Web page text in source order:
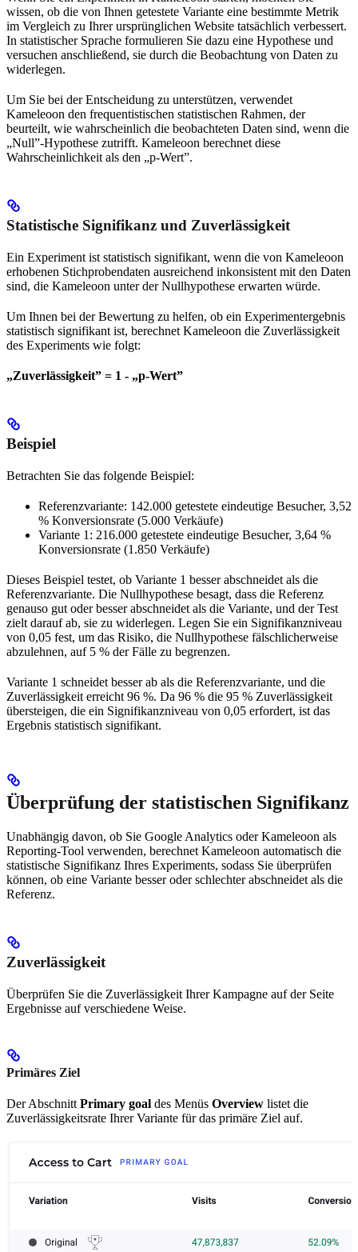
wissen, ob die von Ihnen getestete Variante eine bestimmte Metrik
im Vergleich zu Ihrer ursprünglichen Website tatsächlich verbessert.
In statistischer Sprache formulieren Sie dazu eine Hypothese und
versuchen anschließend, sie durch die Beobachtung von Daten zu
widerlegen.
Um Sie bei der Entscheidung zu unterstützen, verwendet
Kameleoon den frequentistischen statistischen Rahmen, der
beurteilt, wie wahrscheinlich die beobachteten Daten sind, wenn die
„Null”-Hypothese zutrifft. Kameleoon berechnet diese
Wahrscheinlichkeit als den „p-Wert”.
Statistische Signifikanz und Zuverlässigkeit
Ein Experiment ist statistisch signifikant, wenn die von Kameleoon
erhobenen Stichprobendaten ausreichend inkonsistent mit den Daten
sind, die Kameleoon unter der Nullhypothese erwarten würde.
Um Ihnen bei der Bewertung zu helfen, ob ein Experimentergebnis
statistisch signifikant ist, berechnet Kameleoon die Zuverlässigkeit
des Experiments wie folgt:
„Zuverlässigkeit” = 1 - „p-Wert”
Beispiel
Betrachten Sie das folgende Beispiel:
Referenzvariante: 142.000 getestete eindeutige Besucher, 3,52
% Konversionsrate (5.000 Verkäufe)
Variante 1: 216.000 getestete eindeutige Besucher, 3,64 %
Konversionsrate (1.850 Verkäufe)
Dieses Beispiel testet, ob Variante 1 besser abschneidet als die
Referenzvariante. Die Nullhypothese besagt, dass die Referenz
genauso gut oder besser abschneidet als die Variante, und der Test
zielt darauf ab, sie zu widerlegen. Legen Sie ein Signifikanzniveau
von 0,05 fest, um das Risiko, die Nullhypothese fälschlicherweise
abzulehnen, auf 5 % der Fälle zu begrenzen.
Variante 1 schneidet besser ab als die Referenzvariante, und die
Zuverlässigkeit erreicht 96 %. Da 96 % die 95 % Zuverlässigkeit
übersteigen, die ein Signifikanzniveau von 0,05 erfordert, ist das
Ergebnis statistisch signifikant.
Überprüfung der statistischen Signifikanz
Unabhängig davon, ob Sie Google Analytics oder Kameleoon als
Reporting-Tool verwenden, berechnet Kameleoon automatisch die
statistische Signifikanz Ihres Experiments, sodass Sie überprüfen
können, ob eine Variante besser oder schlechter abschneidet als die
Referenz.
Zuverlässigkeit
Überprüfen Sie die Zuverlässigkeit Ihrer Kampagne auf der Seite
Ergebnisse auf verschiedene Weise.
Primäres Ziel
Der Abschnitt Primary goal des Menüs Overview listet die
Zuverlässigkeitsrate Ihrer Variante für das primäre Ziel auf.